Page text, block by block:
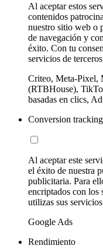
Al aceptar estos
contenidos
nuestro sitio web o
de navegación y
éxito. Con tu
servicios de
Criteo, Meta-Pixel,
(RTBHouse),
basadas en clics,
Conversion
Al aceptar este
el éxito de nuestra
publicitaria. Para
encriptados con los
utilizas sus
Google Ads
Rendimiento